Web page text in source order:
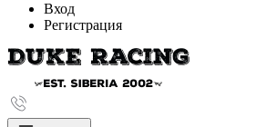
Вход
Регистрация